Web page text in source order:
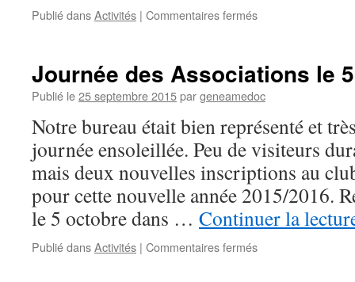
Publié dansActivités | Commentaires ferméssur
c’est
l’esprit
Journée des Associations le
Publié le25 septembre 2015pargeneamedoc
Notre bureau était bien représenté et
journée ensoleillée. Peu de visiteurs
mais deux nouvelles inscriptions au
pour cette nouvelle année 2015/2016.
le 5 octobre dans … Continuer la
Publié dansActivités | Commentaires ferméssur